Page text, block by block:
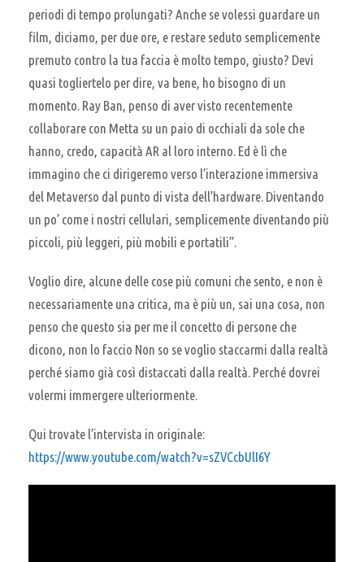
periodi di tempo prolungati? Anche se volessi guardare un
film, diciamo, per due ore, e restare seduto semplicemente
premuto contro la tua faccia è molto tempo, giusto? Devi
quasi togliertelo per dire, va bene, ho bisogno di un
momento. Ray Ban, penso di aver visto recentemente
collaborare con Metta su un paio di occhiali da sole che
hanno, credo, capacità AR al loro interno. Ed è lì che
immagino che ci dirigeremo verso l’interazione immersiva
del Metaverso dal punto di vista dell’hardware. Diventando
un po’ come i nostri cellulari, semplicemente diventando più
piccoli, più leggeri, più mobili e portatili”.
Voglio dire, alcune delle cose più comuni che sento, e non è
necessariamente una critica, ma è più un, sai una cosa, non
penso che questo sia per me il concetto di persone che
dicono, non lo faccio Non so se voglio staccarmi dalla realtà
perché siamo già così distaccati dalla realtà. Perché dovrei
volermi immergere ulteriormente.
Qui trovate l’intervista in originale:
https://www.youtube.com/watch?v=sZVCcbUlI6Y